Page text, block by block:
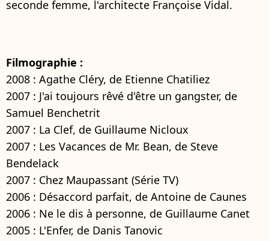
seconde femme, l'architecte Françoise Vidal.
Filmographie :
2008 : Agathe Cléry, de Etienne Chatiliez
2007 : J'ai toujours rêvé d'être un gangster, de
Samuel Benchetrit
2007 : La Clef, de Guillaume Nicloux
2007 : Les Vacances de Mr. Bean, de Steve
Bendelack
2007 : Chez Maupassant (Série TV)
2006 : Désaccord parfait, de Antoine de Caunes
2006 : Ne le dis à personne, de Guillaume Canet
2005 : L'Enfer, de Danis Tanovic